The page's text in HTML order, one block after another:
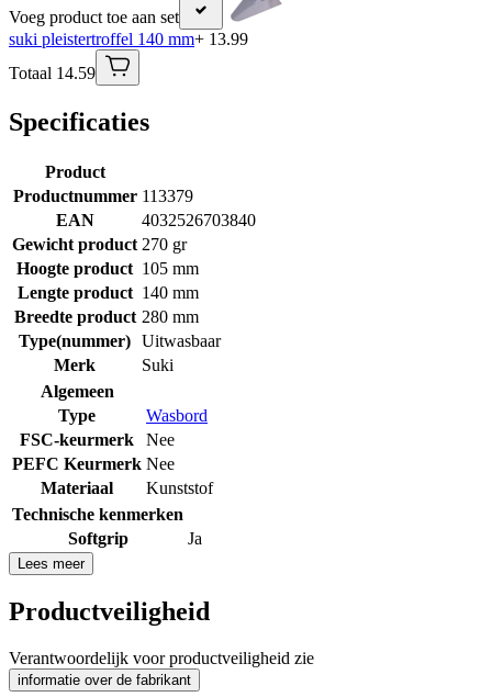
Voeg product toe aan set
suki pleistertroffel 140 mm+ 13.99
Totaal 14.59
Specificaties
Product
Productnummer 113379
EAN
4032526703840
Gewicht product 270 gr
Hoogte product 105 mm
Lengte product 140 mm
Breedte product 280 mm
Type(nummer) Uitwasbaar
Merk
Suki
Algemeen
Type
Wasbord
FSC-keurmerk
Nee
PEFC Keurmerk Nee
Materiaal
Kunststof
Technische kenmerken
Softgrip
Ja
Lees meer
Productveiligheid
Verantwoordelijk voor productveiligheid zie
informatie over de fabrikant